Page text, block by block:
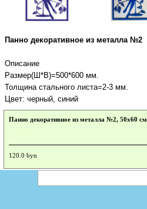
Панно декоративное из металла №2
Описание
Размер(Ш*В)=500*600 мм.
Толщина стального листа=2-3 мм.
Цвет: черный, синий
Панно декоративное из металла №2, 50х60 см
120.0 byn